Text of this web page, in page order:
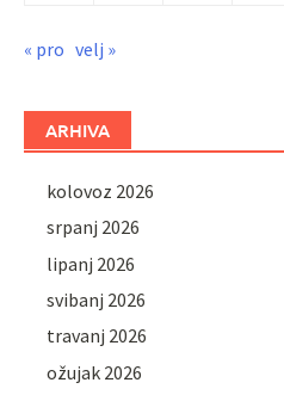
« pro velj »
ARHIVA
kolovoz 2026
srpanj 2026
lipanj 2026
svibanj 2026
travanj 2026
ožujak 2026